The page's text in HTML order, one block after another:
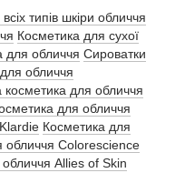
типів шкіри обличчя
Косметика для сухої
для обличчя Сироватки
обличчя
для обличчя
для обличчя
Косметика для
обличчя Colorescience
Allies of Skin